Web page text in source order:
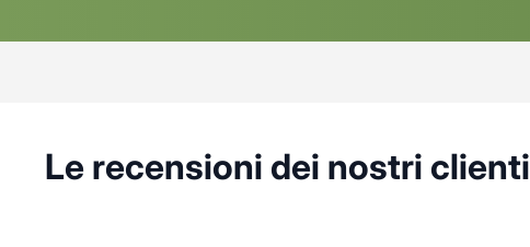
Le recensioni dei nostri clienti